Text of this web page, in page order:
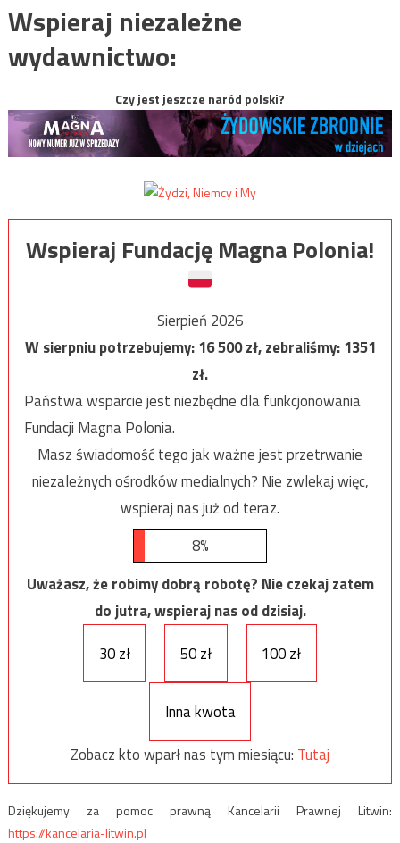
Wspieraj niezależne
wydawnictwo:
Czy jest jeszcze naród polski?
Wspieraj Fundację Magna Polonia!
Sierpień 2026
W sierpniu potrzebujemy:16 500zł, zebraliśmy:1351
zł.
Państwa wsparcie jest niezbędne dla funkcjonowania
Fundacji Magna Polonia.
Masz świadomość tego jak ważne jest przetrwanie
niezależnych ośrodków medialnych? Nie zwlekaj więc,
wspieraj nas już od teraz.
8%
Uważasz, że robimy dobrą robotę? Nie czekaj zatem
do jutra, wspieraj nas od dzisiaj.
30 zł
50 zł 100 zł
Inna kwota
Zobacz kto wparł nas tym miesiącu: Tutaj
Dziękujemy za pomoc prawną Kancelarii Prawnej Litwin:
https://kancelaria-litwin.pl